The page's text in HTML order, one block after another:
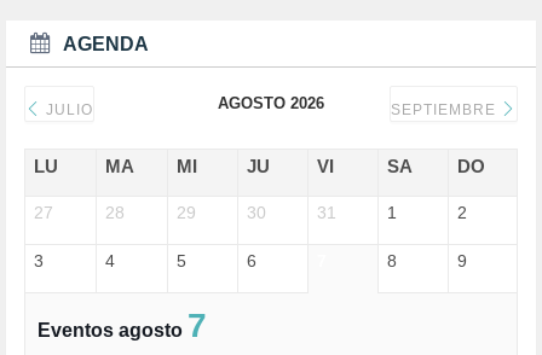
DEPORTES (2)
DERECHOS SOCIALES (739)
DONALD TRUMP (81)
EDGAR MORIN (1)
EMIGRACIÓN (4)
ESPECULACIÓN (2)
FELICIDAD (1)
AGENDA
JULIO AGOSTO 2026 SEPTIEMBRE
LU MA MI JU VI SA DO
27 28 29 30 31 1 2
3 4 5 6 8 9
Eventos agosto 7